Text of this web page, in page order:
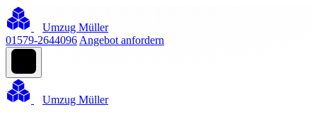
Umzug Müller
01579-2644096 Angebot anfordern
Umzug Müller